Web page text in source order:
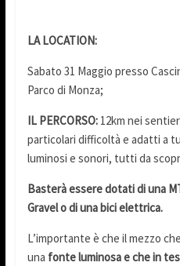
LA LOCATION:
Sabato 31 Maggio presso
Parco di Monza;
IL PERCORSO: 12km nei
particolari difficoltà e adatti a
luminosi e sonori, tutti da
Basterà essere dotati di una
Gravel o di una bici elettrica.
L’importante è che il mezzo
una fonte luminosa e che in